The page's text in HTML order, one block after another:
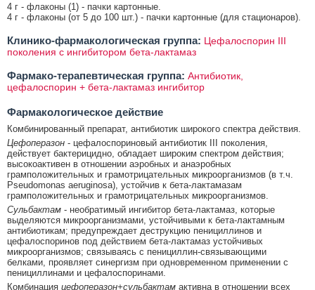
4 г - флаконы (1) - пачки картонные.
4 г - флаконы (от 5 до 100 шт.) - пачки картонные (для стационаров).
Клинико-фармакологическая группа: Цефалоспорин III
поколения с ингибитором бета-лактамаз
Фармако-терапевтическая группа: Антибиотик,
цефалоспорин + бета-лактамаз ингибитор
Фармакологическое действие
Комбинированный препарат, антибиотик широкого спектра действия.
Цефоперазон - цефалоспориновый антибиотик III поколения,
действует бактерицидно, обладает широким спектром действия;
высокоактивен в отношении аэробных и анаэробных
грамположительных и грамотрицательных микроорганизмов (в т.ч.
Pseudomonas aeruginosa), устойчив к бета-лактамазам
грамположительных и грамотрицательных микроорганизмов.
Сульбактам - необратимый ингибитор бета-лактамаз, которые
выделяются микроорганизмами, устойчивыми к бета-лактамным
антибиотикам; предупреждает деструкцию пенициллинов и
цефалоспоринов под действием бета-лактамаз устойчивых
микроорганизмов; связываясь с пенициллин-связывающими
белками, проявляет синергизм при одновременном применении с
пенициллинами и цефалоспоринами.
Комбинация цефоперазон+сульбактам активна в отношении всех